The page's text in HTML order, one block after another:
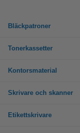
Bläckpatroner
Tonerkassetter
Kontorsmaterial
Skrivare och skanner
Etikettskrivare